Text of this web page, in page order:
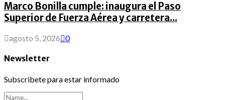
Marco Bonilla cumple: inaugura el Paso
Superior de Fuerza Aérea y carretera...
agosto 5, 2026 0
Newsletter
Subscribete para estar informado